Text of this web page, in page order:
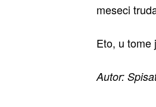
meseci
Eto, u tome
Autor: